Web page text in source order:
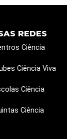
REDES
Ciência
Ciência Viva
Ciência
Ciência